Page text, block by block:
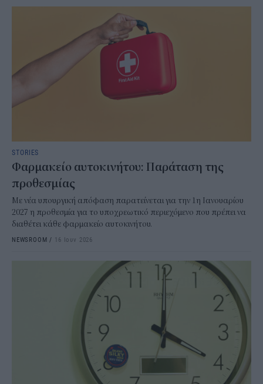
STORIES
Φαρμακείο αυτοκινήτου: Παράταση της
προθεσμίας
Με νέα υπουργική απόφαση παρατείνεται για την 1η Ιανουαρίου
2027 η προθεσμία για το υποχρεωτικό περιεχόμενο που πρέπει να
διαθέτει κάθε φαρμακείο αυτοκινήτου.
NEWSROOM / 16 Ιουν 2026